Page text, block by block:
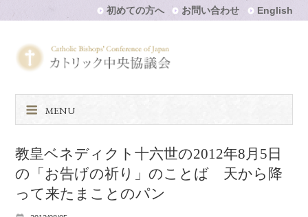
初めての方へ お問い合わせ English
MENU
教皇ベネディクト十六世の2012年8月5日
の「お告げの祈り」のことば 天から降
って来たまことのパン